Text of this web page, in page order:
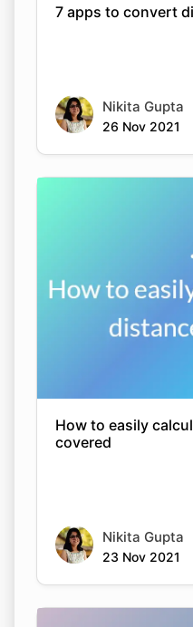
7 apps to convert
Nikita Gupta
26 Nov 2021
How to easily
covered
Nikita Gupta
23 Nov 2021